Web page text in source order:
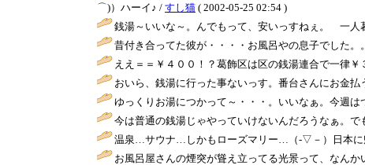
⌒)）ハーイ♪ / すし猫 ( 2002-05-25 02:54 )
銭湯～いいな～。んでもって、安いっすねぇ。 一人
昔付き合ってた彼が・・・・お風呂やの息子でした
ええ＝＝￥４００！？葛飾区は区の銭湯連合で一律
おいら、銭湯に行った事ないっす。番台さんにお金
ゆっくりお湯につかって～・・・。いいなぁ。今週は
今は普通の銭湯じゃやっていけないんだろうなぁ。
温泉…サウナ…しかもローズマリー…（-▽－）日本に
お風呂屋さんの煙突が聳え立ってる光景って、なんか